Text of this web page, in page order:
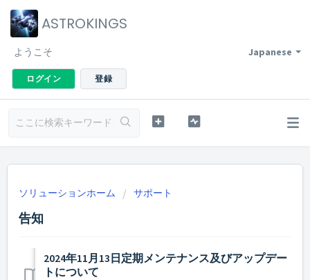
ASTROKINGS
Japanese
ようこそ
ログイン 登録
ソリューションホーム サポート
告知
2024年11月13日定期メンテナンス及びアップデー
トについて